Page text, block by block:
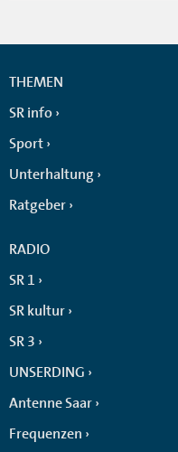
THEMEN
SR info
Sport
Unterhaltung
Ratgeber
RADIO
SR 1
SR kultur
SR 3
UNSERDING
Antenne Saar
Frequenzen